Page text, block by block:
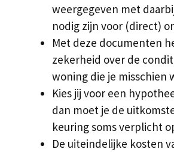
weergegeven met
nodig zijn voor (direct)
Met deze documenten
zekerheid over de
woning die je misschien
Kies jij voor een
dan moet je de
keuring soms verplicht
De uiteindelijke kosten